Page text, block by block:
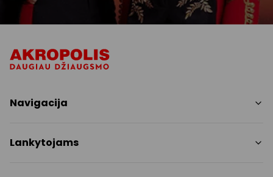
Navigacija
Paslaugos
Lankytojams